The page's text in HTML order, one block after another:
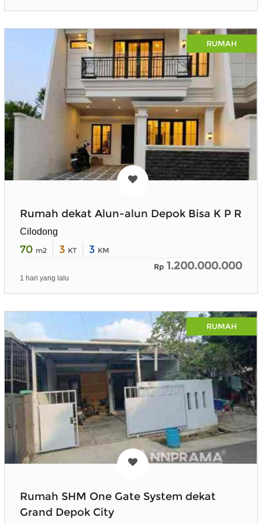
RUMAH
Rumah dekat Alun-alun Depok Bisa K P R
Cilodong
70 m2 3 KT 3 KM
Rp 1.200.000.000
1 hari yang lalu
RUMAH
Rumah SHM One Gate System dekat
Grand Depok City